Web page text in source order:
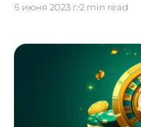
"НИТ" запустили
прописку можно в
суперприложении Kaspi.kz.
собственнику жилья
своей квартире или
своей квартире.
6 июня 2023 г.2 min read